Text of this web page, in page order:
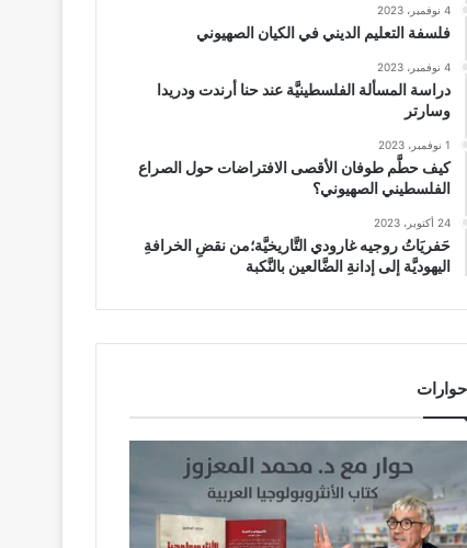
4 نوفمبر، 2023
فلسفة التعليم الديني في الكيان الصهيوني
4 نوفمبر، 2023
دراسة المسألة الفلسطينيَّة عند حنا أرندت ودريدا
وسارتر
1 نوفمبر، 2023
كيف حطَّم طوفان الأقصى الافتراضات حول الصراع
الفلسطيني الصهيوني؟
24 أكتوبر، 2023
حَفريَاتُ روجيه غارودي التَّاريخيَّة؛من نقضِ الخرافةِ
اليهوديَّة إلى إدانةِ الضَّالعين بالنَّكبة
حوارات